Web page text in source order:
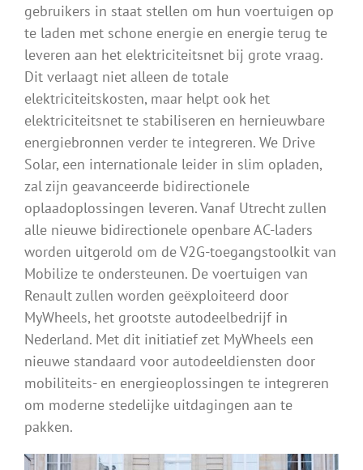
gebruikers in staat stellen om hun voertuigen op
te laden met schone energie en energie terug te
leveren aan het elektriciteitsnet bij grote vraag.
Dit verlaagt niet alleen de totale
elektriciteitskosten, maar helpt ook het
elektriciteitsnet te stabiliseren en hernieuwbare
energiebronnen verder te integreren. We Drive
Solar, een internationale leider in slim opladen,
zal zijn geavanceerde bidirectionele
oplaadoplossingen leveren. Vanaf Utrecht zullen
alle nieuwe bidirectionele openbare AC-laders
worden uitgerold om de V2G-toegangstoolkit van
Mobilize te ondersteunen. De voertuigen van
Renault zullen worden geëxploiteerd door
MyWheels, het grootste autodeelbedrijf in
Nederland. Met dit initiatief zet MyWheels een
nieuwe standaard voor autodeeldiensten door
mobiliteits- en energieoplossingen te integreren
om moderne stedelijke uitdagingen aan te
pakken.